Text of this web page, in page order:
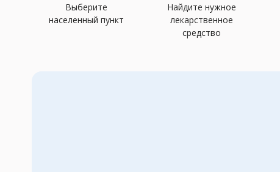
Выберите
населенный пункт
Найдите нужное
лекарственное
средство